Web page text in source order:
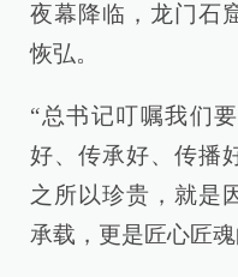
夜幕降临，龙门石
恢弘。
“总书记叮嘱我们
好、传承好、传播
之所以珍贵，就是
承载，更是匠心匠魂